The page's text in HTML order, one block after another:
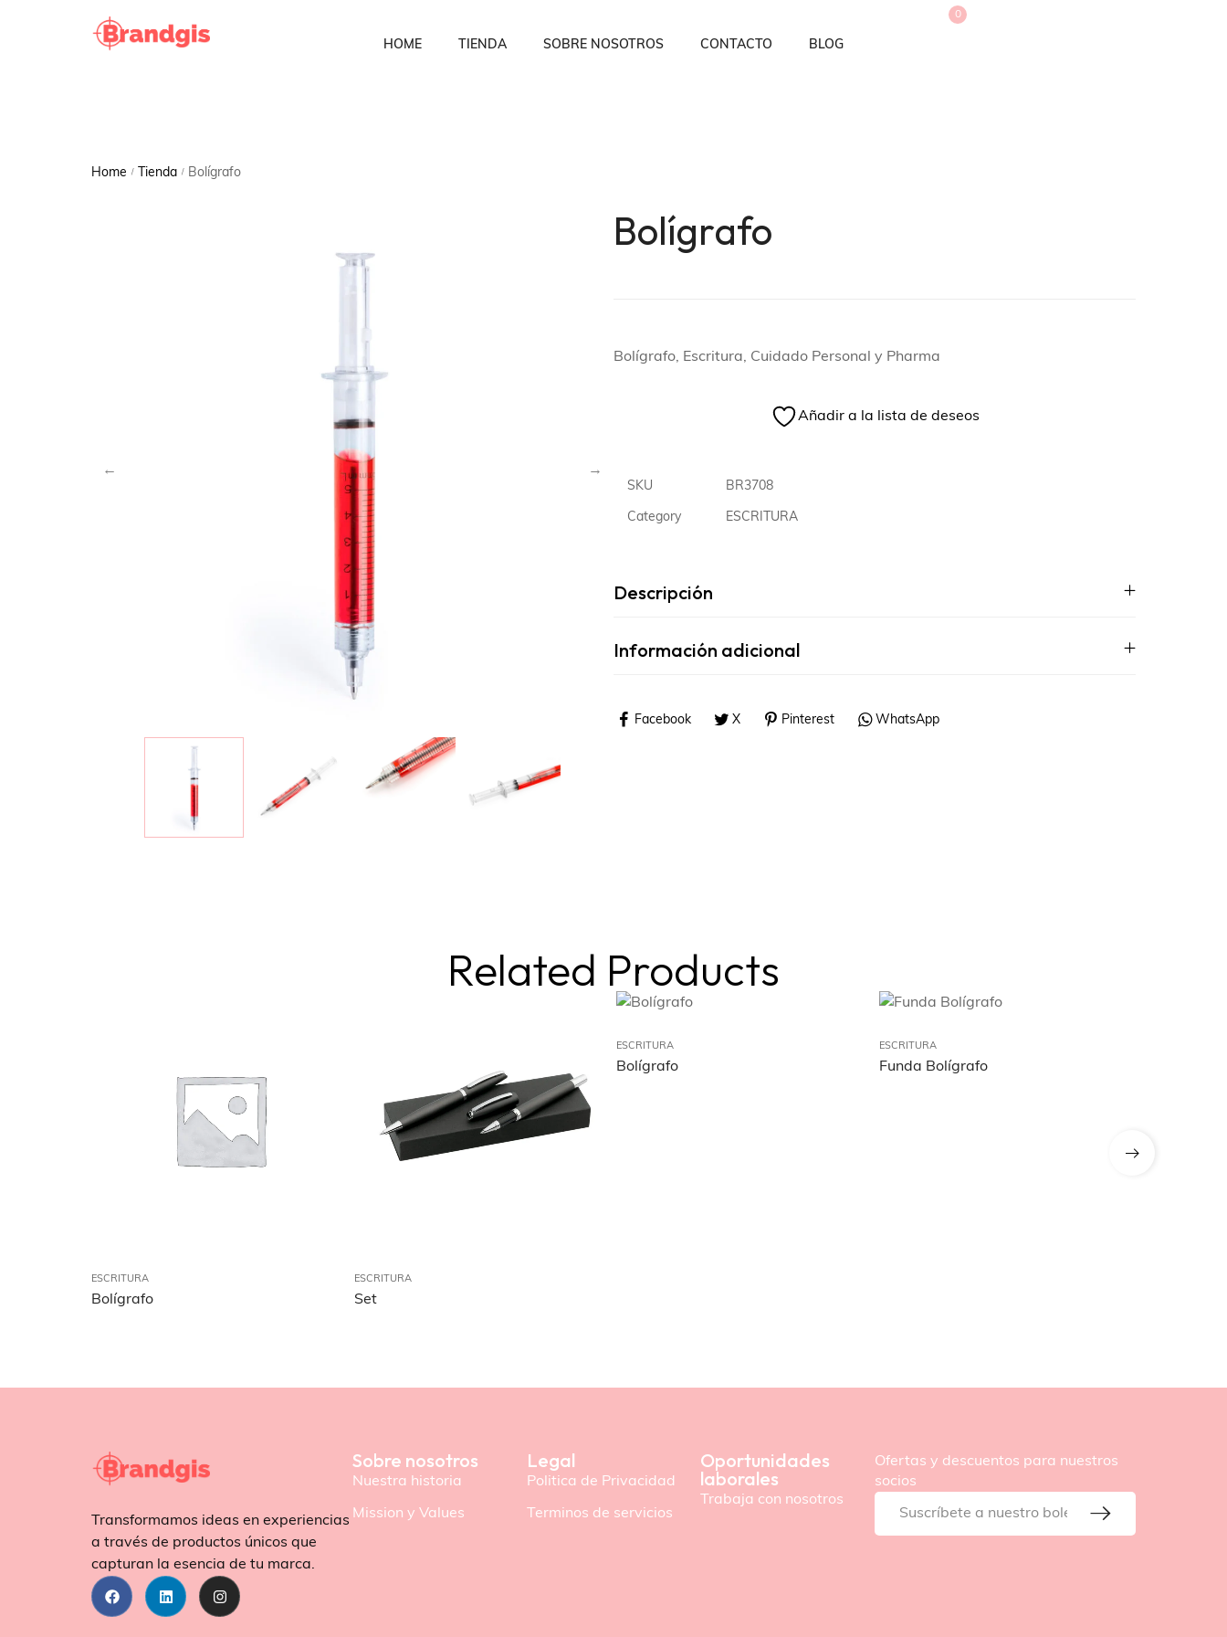
HOME TIENDA SOBRE NOSOTROS CONTACTO BLOG
0
Home / Tienda / Bolígrafo
Bolígrafo
Bolígrafo, Escritura, Cuidado Personal y Pharma
Añadir a la lista de deseos
SKU BR3708
Category ESCRITURA
Descripción
Información adicional
Facebook X Pinterest WhatsApp
Related Products
ESCRITURA
Bolígrafo
ESCRITURA
Set
ESCRITURA
Bolígrafo
ESCRITURA
Funda Bolígrafo
Transformamos ideas en experiencias
a través de productos únicos que
capturan la esencia de tu marca.
Sobre nosotros
Nuestra historia
Mission y Values
Legal
Politica de Privacidad
Terminos de servicios
Oportunidades
laborales
Trabaja con nosotros
Ofertas y descuentos para nuestros
socios